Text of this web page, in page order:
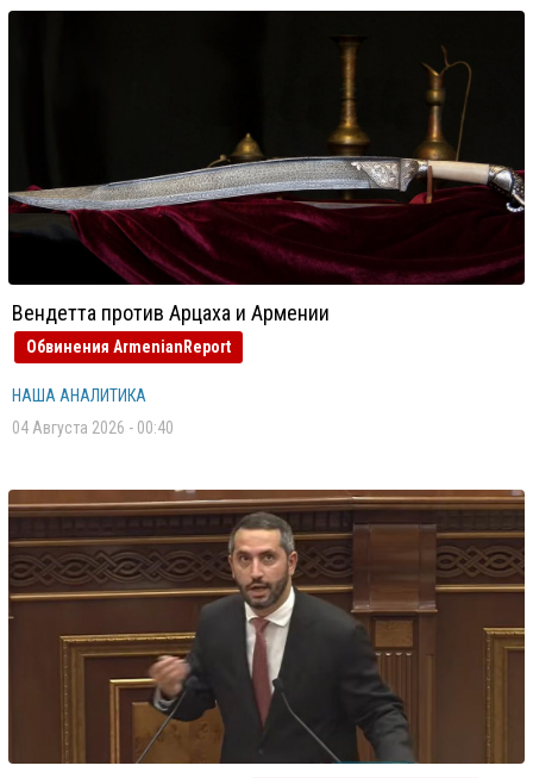
Вендетта против Арцаха и Армении
Обвинения ArmenianReport
НАША АНАЛИТИКА
04 Августа 2026 - 00:40